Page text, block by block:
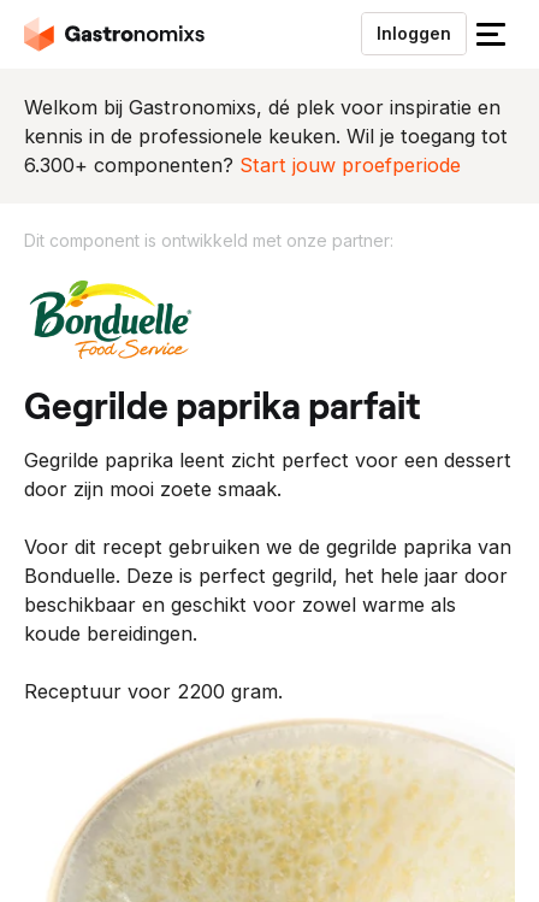
Inloggen
S
u
i
Welkom bij Gastronomixs, dé plek voor inspiratie en
kennis in de professionele keuken. Wil je toegang tot
6.300+ componenten? Start jouw proefperiode
Dit component is ontwikkeld met onze partner:
o
m
p
o
e
n
t
i
o
gegrilde paprika parfait
Gegrilde paprika leent zicht perfect voor een dessert
door zijn mooi zoete smaak.
Voor dit recept gebruiken we de gegrilde paprika van
Bonduelle. Deze is perfect gegrild, het hele jaar door
beschikbaar en geschikt voor zowel warme als
koude bereidingen.
Receptuur voor 2200 gram.